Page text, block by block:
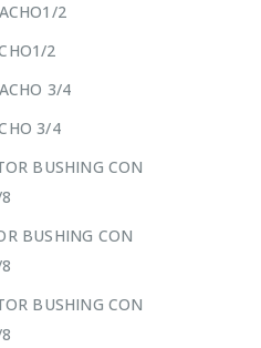
2
2
3/4
3/4
BUSHING CON
BUSHING CON
BUSHING CON